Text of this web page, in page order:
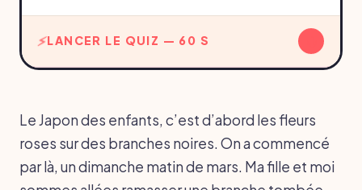
LANCER LE QUIZ — 60 S
Le Japon des enfants, c’est d’abord les fleurs
roses sur des branches noires. On a commencé
par là, un dimanche matin de mars. Ma fille et moi